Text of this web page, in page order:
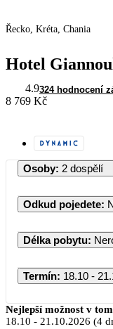
Řecko, Kréta, Chania
Hotel
4.9324 hodnocení
8 769 Kč
Osoby: 2 dospělí
Odkud pojedete:
Délka pobytu:
Termín: 18.10 -
Nejlepší možnost v
18.10 - 21.10.2026 (4